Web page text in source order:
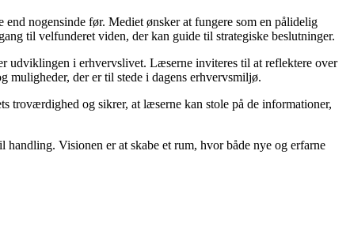
nogensinde før. Mediet ønsker at fungere som en pålidelig
til velfunderet viden, der kan guide til strategiske beslutninger.
udviklingen i erhvervslivet. Læserne inviteres til at reflektere over
muligheder, der er til stede i dagens erhvervsmiljø.
troværdighed og sikrer, at læserne kan stole på de informationer,
Visionen er at skabe et rum, hvor både nye og erfarne